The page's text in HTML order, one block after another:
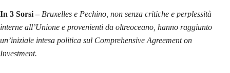
In 3 Sorsi – Bruxelles e Pechino, non senza critiche e perplessità
interne all’Unione e provenienti da oltreoceano, hanno raggiunto
un’iniziale intesa politica sul Comprehensive Agreement on
Investment.